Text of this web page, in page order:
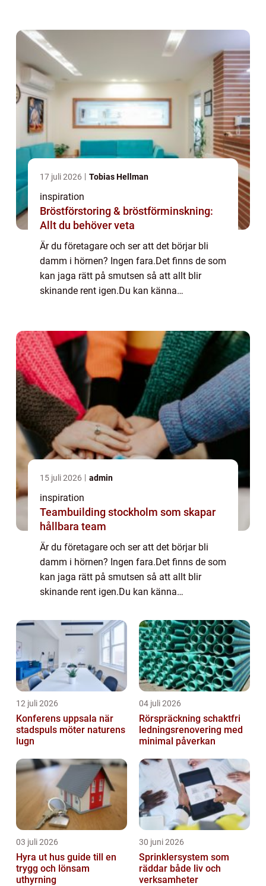
pos...
17 juli 2026 Tobias Hellman
inspiration
Bröstförstoring & bröstförminskning:
Allt du behöver veta
Är du företagare och ser att det börjar bli
damm i hörnen? Ingen fara.Det finns de som
kan jaga rätt på smutsen så att allt blir
skinande rent igen.Du kan känna
pos...
15 juli 2026 admin
inspiration
Teambuilding stockholm som skapar
hållbara team
Är du företagare och ser att det börjar bli
damm i hörnen? Ingen fara.Det finns de som
kan jaga rätt på smutsen så att allt blir
skinande rent igen.Du kan känna
lugn och harmonisk personal som påverkats
pos...
12 juli 2026
Konferens uppsala när
stadspuls möter naturens
lugn
04 juli 2026
Rörspräckning schaktfri
ledningsrenovering med
minimal påverkan
03 juli 2026
Hyra ut hus guide till en
trygg och lönsam
uthyrning
30 juni 2026
Sprinklersystem som
räddar både liv och
verksamheter